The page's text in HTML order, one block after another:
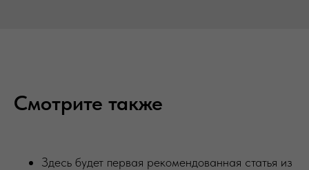
Смотрите также
Здесь будет первая рекомендованная статья из